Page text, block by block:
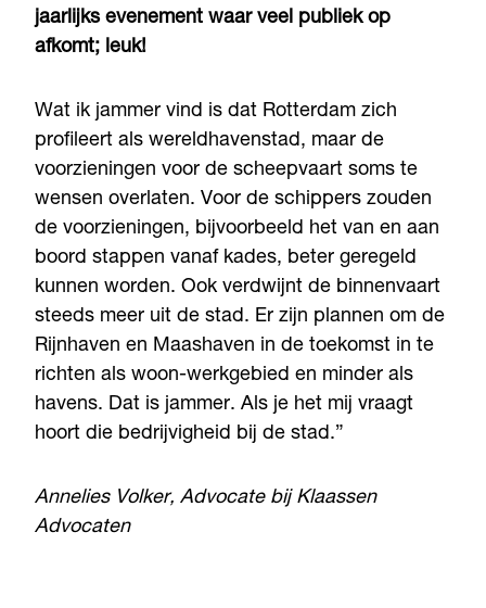
jaarlijks evenement waar veel publiek op
afkomt; leuk!
Wat ik jammer vind is dat Rotterdam zich
profileert als wereldhavenstad, maar de
voorzieningen voor de scheepvaart soms te
wensen overlaten. Voor de schippers zouden
de voorzieningen, bijvoorbeeld het van en aan
boord stappen vanaf kades, beter geregeld
kunnen worden. Ook verdwijnt de binnenvaart
steeds meer uit de stad. Er zijn plannen om de
Rijnhaven en Maashaven in de toekomst in te
richten als woon-werkgebied en minder als
havens. Dat is jammer. Als je het mij vraagt
hoort die bedrijvigheid bij de stad.”
Annelies Volker, Advocate bij Klaassen
Advocaten